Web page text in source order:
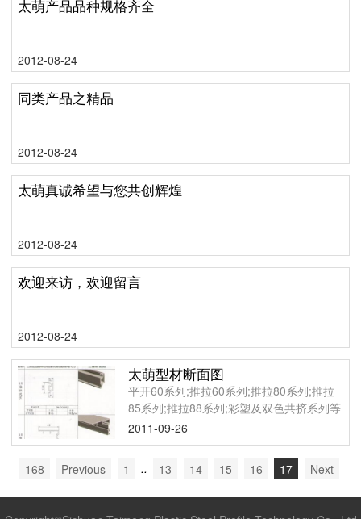
太萌产品品种规格齐全
2012-08-24
同类产品之精品
2012-08-24
太萌真诚希望与您共创辉煌
2012-08-24
欢迎来访，欢迎留言
2012-08-24
太萌型材断面图
平开60系列;推拉60系列;推拉80系列;推拉
85系列;推拉88系列;彩塑及双色共挤系列等
2011-09-26
168 Previous 1 .. 13 14 15 16 17 Next